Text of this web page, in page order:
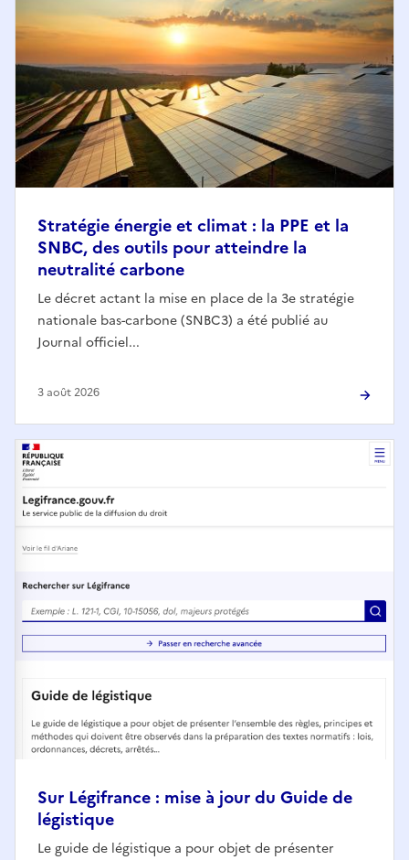
Stratégie énergie et climat : la PPE et la
SNBC, des outils pour atteindre la
neutralité carbone
Le décret actant la mise en place de la 3e stratégie
nationale bas-carbone (SNBC3) a été publié au
Journal officiel...
3 août 2026
Sur Légifrance : mise à jour du Guide de
légistique
Le guide de légistique a pour objet de présenter